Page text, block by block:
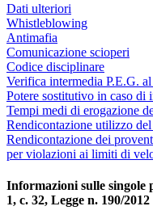
Dati ulteriori
Whistleblowing
Antimafia
Comunicazione scioperi
Codice disciplinare
Verifica intermedia P.E.G.
Potere sostitutivo in caso di
Tempi medi di erogazione
Rendicontazione utilizzo
Rendicontazione dei
per violazioni ai limiti di
Informazioni sulle
1, c. 32, Legge n. 190/2012